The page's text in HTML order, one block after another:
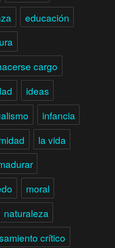
educación
cargo
ideas
infancia
la vida
moral
naturaleza
crítico